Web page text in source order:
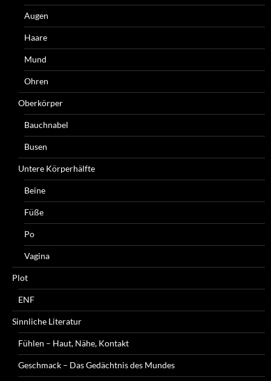
Augen
Haare
Mund
Ohren
Oberkörper
Bauchnabel
Busen
Untere Körperhälfte
Beine
Füße
Po
Vagina
Plot
ENF
Sinnliche Literatur
Fühlen – Haut, Nähe, Kontakt
Geschmack – Das Gedächtnis des Mundes